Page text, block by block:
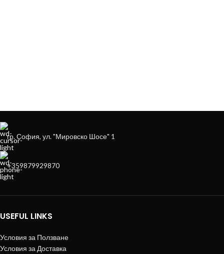
гр. София, ул. "Мировско Шосе" 1
+359879929870
USEFUL LINKS
Условия за Ползване
Условия за Доставка